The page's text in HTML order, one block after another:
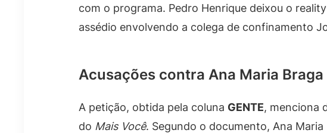
com o programa. Pedro Henrique deixou o
assédio envolvendo a colega de confinamento
Acusações contra Ana Maria Braga
A petição, obtida pela coluna GENTE, menciona
do Mais Você. Segundo o documento, Ana